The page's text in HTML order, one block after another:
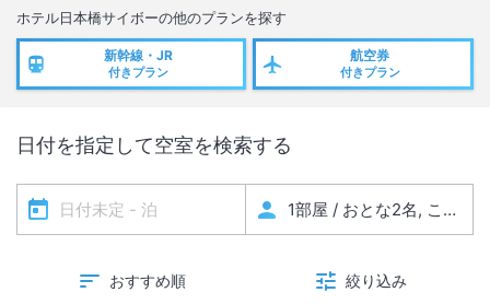
・1部屋に複数名で1泊した場合、宿泊者ごとに分割した領収書
・ポイントやクーポンの利用金額の明記を省いた領収書
(公式ホームページ会員割引料金、各予約サイトのポイント・クーポ
ホテル日本橋サイボー
ホテル日本橋サイボーの他のプランを探す
新幹線・JR
付きプラン
航空券
付きプラン
日付を指定して空室を検索する
おすすめ順 絞り込み